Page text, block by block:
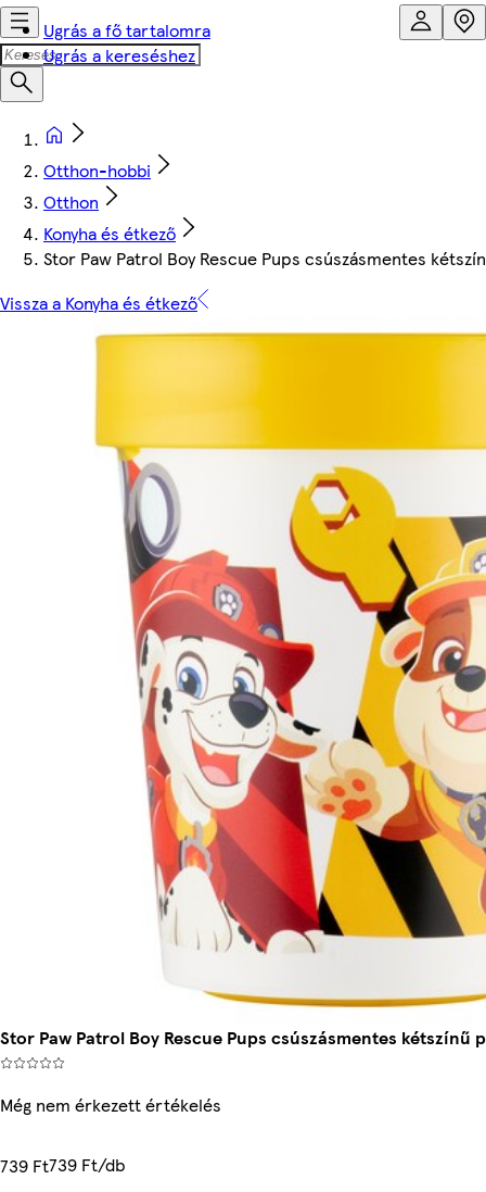
Ugrás a fő tartalomra
Ugrás a kereséshez
Otthon-hobbi
Otthon
Konyha és étkező
Stor Paw Patrol Boy Rescue Pups csúszásmentes
Vissza a Konyha és étkező
Stor Paw Patrol Boy Rescue Pups csúszásmentes
Még nem érkezett értékelés
739 Ft739 Ft/db